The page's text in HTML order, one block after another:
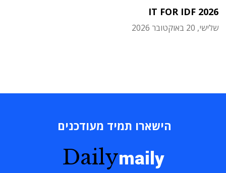
IT FOR IDF 2026
שלישי, 20 באוקטובר 2026
הישארו תמיד מעודכנים
Dailymaily